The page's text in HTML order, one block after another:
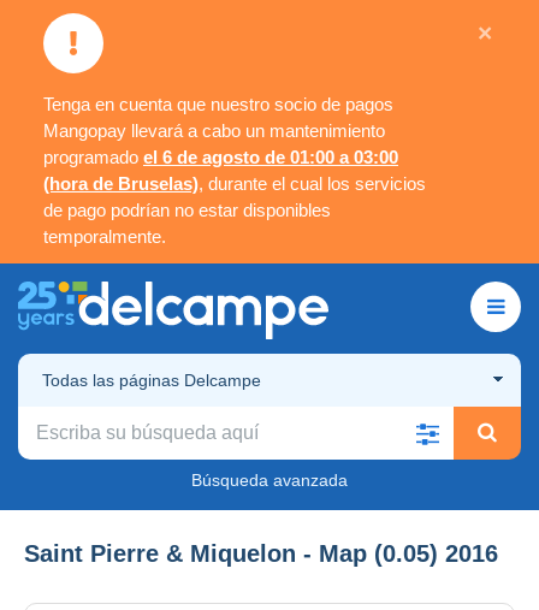
Tenga en cuenta que nuestro socio de pagos
Mangopay llevará a cabo un mantenimiento
programado el 6 de agosto de 01:00 a 03:00
(hora de Bruselas), durante el cual los servicios
de pago podrían no estar disponibles
temporalmente.
×
Todas las páginas Delcampe
Búsqueda avanzada
Saint Pierre & Miquelon - Map (0.05) 2016